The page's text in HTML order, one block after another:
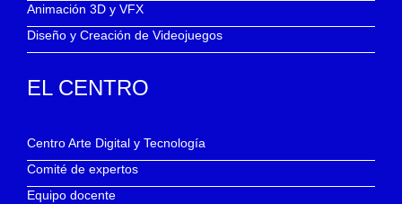
Animación 3D y VFX
Diseño y Creación de Videojuegos
EL CENTRO
Centro Arte Digital y Tecnología
Comité de expertos
Equipo docente